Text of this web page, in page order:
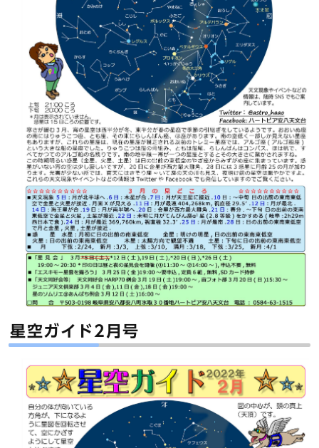
星空ガイド2月号